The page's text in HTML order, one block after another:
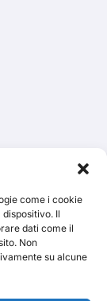
come i cookie
Il
dati come il
Non
su alcune
Cerca